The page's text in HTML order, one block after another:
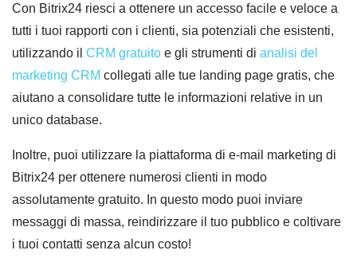
Con Bitrix24 riesci a ottenere un accesso facile e veloce a
tutti i tuoi rapporti con i clienti, sia potenziali che esistenti,
utilizzando il CRM gratuito e gli strumenti di analisi del
marketing CRM collegati alle tue landing page gratis, che
aiutano a consolidare tutte le informazioni relative in un
unico database.
Inoltre, puoi utilizzare la piattaforma di e-mail marketing di
Bitrix24 per ottenere numerosi clienti in modo
assolutamente gratuito. In questo modo puoi inviare
messaggi di massa, reindirizzare il tuo pubblico e coltivare
i tuoi contatti senza alcun costo!